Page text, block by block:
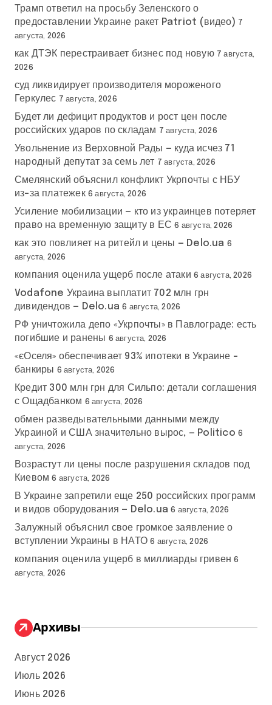
Трамп ответил на просьбу Зеленского о
предоставлении Украине ракет Patriot (видео) 7
августа, 2026
как ДТЭК перестраивает бизнес под новую 7 августа,
2026
суд ликвидирует производителя мороженого
Геркулес 7 августа, 2026
Будет ли дефицит продуктов и рост цен после
российских ударов по складам 7 августа, 2026
Увольнение из Верховной Рады — куда исчез 71
народный депутат за семь лет 7 августа, 2026
Смелянский объяснил конфликт Укрпочты с НБУ
из-за платежек 6 августа, 2026
Усиление мобилизации — кто из украинцев потеряет
право на временную защиту в ЕС 6 августа, 2026
как это повлияет на ритейл и цены — Delo.ua 6
августа, 2026
компания оценила ущерб после атаки 6 августа, 2026
Vodafone Украина выплатит 702 млн грн
дивидендов — Delo.ua 6 августа, 2026
РФ уничтожила депо «Укрпочты» в Павлограде: есть
погибшие и ранены 6 августа, 2026
«єОселя» обеспечивает 93% ипотеки в Украине –
банкиры 6 августа, 2026
Кредит 300 млн грн для Сильпо: детали соглашения
с Ощадбанком 6 августа, 2026
обмен разведывательными данными между
Украиной и США значительно вырос, — Politico 6
августа, 2026
Возрастут ли цены после разрушения складов под
Киевом 6 августа, 2026
В Украине запретили еще 250 российских программ
и видов оборудования — Delo.ua 6 августа, 2026
Залужный объяснил свое громкое заявление о
вступлении Украины в НАТО 6 августа, 2026
компания оценила ущерб в миллиарды гривен 6
августа, 2026
Архивы
Август 2026
Июль 2026
Июнь 2026